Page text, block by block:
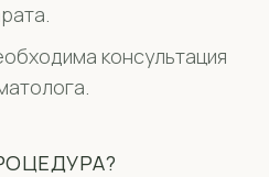
консультация